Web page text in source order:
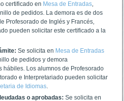
certificado en Mesa de Entradas,
de pedidos. La demora es de dos
Profesorado de Inglés y Francés,
pueden solicitar este certificado a la
Se solicita en Mesa de Entradas
de pedidos y demora
hábiles. Los alumnos de Profesorado
e Interpretariado pueden solicitar
de Idiomas.
o aprobadas: Se solicita en